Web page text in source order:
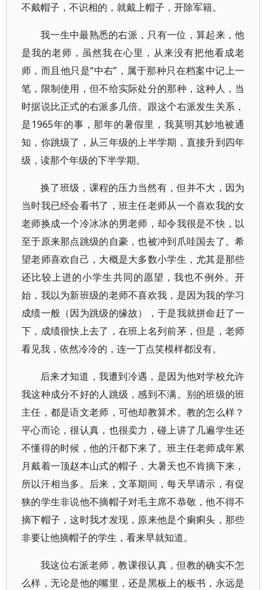
不戴帽子，不识相的，就戴上帽子，开除军籍。
我一生中最熟悉的右派，只有一位，算起来，他
是我的老师，虽然我在心里，从来没有把他看成老
师，而且他只是“中右”，属于那种只在档案中记上一
笔，限制使用，但不给实际处分的那种，这种人，当
时据说比正式的右派多几倍。跟这个右派发生关系，
是1965年的事，那年的暑假里，我莫明其妙地被通
知，你跳级了，从三年级的上半学期，直接升到四年
级，读那个年级的下半学期。
换了班级，课程的压力当然有，但并不大，因为
当时我已经会看书了，班主任老师从一个喜欢我的女
老师换成一个冷冰冰的男老师，却令我很是不快，以
至于原来那点跳级的自豪，也被冲到爪哇国去了。希
望老师喜欢自己，大概是大多数小学生，尤其是那些
还比较上进的小学生共同的愿望，我也不例外。开
始，我以为新班级的老师不喜欢我，是因为我的学习
成绩一般（因为跳级的缘故），于是我就拼命赶了一
下，成绩很快上去了，在班上名列前茅，但是，老师
看见我，依然冷冷的，连一丁点笑模样都没有。
后来才知道，我遭到冷遇，是因为他对学校允许
我这种成分不好的人跳级，感到不满。别的班级的班
主任，都是语文老师，可他却教算术。教的怎么样？
平心而论，很认真，也很卖力，碰上讲了几遍学生还
不懂得的时候，他的汗都下来了。班主任老师成年累
月戴着一顶赵本山式的帽子，大暑天也不肯摘下来，
所以汗相当多。后来，文革期间，每天早请示，有促
狭的学生非说他不摘帽子对毛主席不恭敬，他不得不
摘下帽子，这时我才发现，原来他是个瘌痢头，那些
非要让他摘帽子的学生，看来早就知道。
我这位右派老师，教课很认真，但教的确实不怎
么样，无论是他的嘴里，还是黑板上的板书，永远是